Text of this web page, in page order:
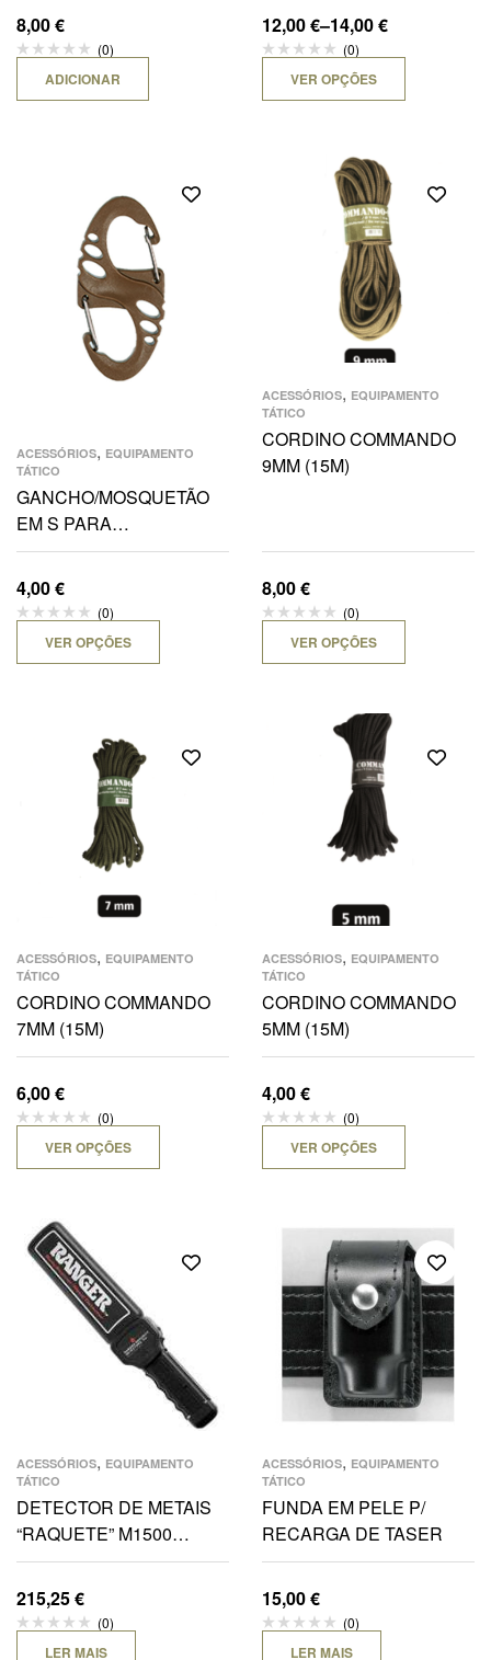
8,00€
(0)
ADICIONAR
12,00€–14,00€
(0)
VER OPÇÕES
ACESSÓRIOS, EQUIPAMENTO
TÁTICO
GANCHO/MOSQUETÃO
EM S PARA
ACESSÓRIOS
4,00€
(0)
VER OPÇÕES
ACESSÓRIOS, EQUIPAMENTO
TÁTICO
CORDINO COMMANDO
9MM (15M)
8,00€
(0)
VER OPÇÕES
ACESSÓRIOS, EQUIPAMENTO
TÁTICO
CORDINO COMMANDO
7MM (15M)
6,00€
(0)
VER OPÇÕES
ACESSÓRIOS, EQUIPAMENTO
TÁTICO
CORDINO COMMANDO
5MM (15M)
4,00€
(0)
VER OPÇÕES
ACESSÓRIOS, EQUIPAMENTO
TÁTICO
DETECTOR DE METAIS
“RAQUETE” M1500
RANGER
215,25€
(0)
LER MAIS
ACESSÓRIOS, EQUIPAMENTO
TÁTICO
FUNDA EM PELE P/
RECARGA DE TASER
15,00€
(0)
LER MAIS